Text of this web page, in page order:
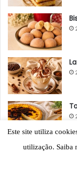
Este site utiliza
utilização. Saiba